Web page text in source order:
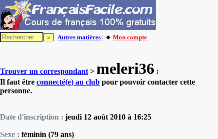
Autres matières | 🔸 Mon compte
Trouver un correspondant > meleri36 :
Il faut être connecté(e) au club pour pouvoir contacter cette
personne.
Date d'inscription : jeudi 12 août 2010 à 16:25
Sexe : féminin (79 ans)